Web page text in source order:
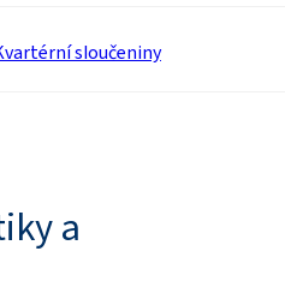
sloučeniny
a